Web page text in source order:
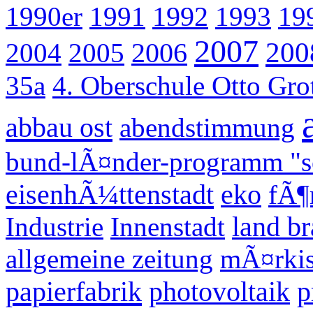
1990er 1991 1992 1993
2004 2005 2006 2007
35a 4. Oberschule Otto
abbau ost abendstimmung
bund-lÃ¤nder-programm
eisenhÃ¼ttenstadt eko
Industrie Innenstadt land
allgemeine zeitung
papierfabrik photovoltaik